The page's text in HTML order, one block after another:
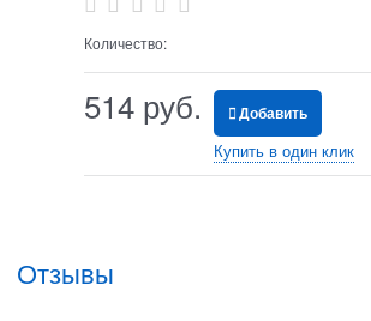
Количество:
514 руб. Добавить
Купить в один клик
Отзывы